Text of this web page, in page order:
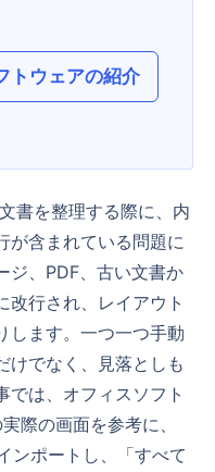
トウェアの紹介
が含まれている問題に
ジ、PDF、古い文書か
改行され、レイアウト
します。一つ一つ手動
けでなく、見落としも
では、オフィスソフト
際の画面を参考に、
ンポートし、「すべて